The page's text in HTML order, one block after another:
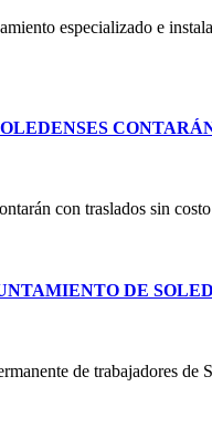
especializado e
con traslados sin
DE
de trabajadores